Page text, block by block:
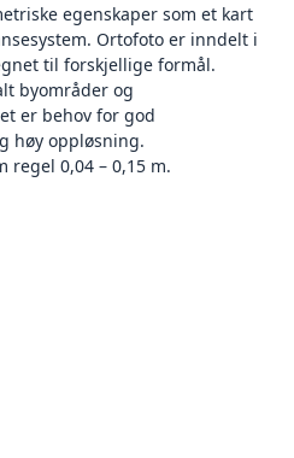
egenskaper som et kart
Ortofoto er inndelt i
til forskjellige formål.
byområder og
er behov for god
høy oppløsning.
regel 0,04 – 0,15 m.